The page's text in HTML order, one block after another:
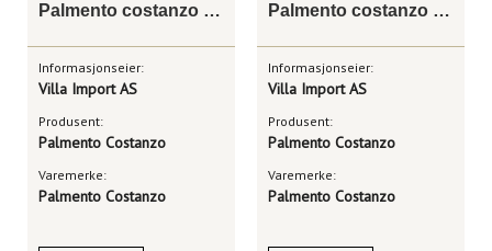
Palmento costanzo spumante metodo classico doc
Informasjonseier:
Villa Import AS
Produsent:
Palmento Costanzo
Varemerke:
Palmento Costanzo
Palmento costanzo bianco di sei doc etna
Informasjonseier:
Villa Import AS
Produsent:
Palmento Costanzo
Varemerke:
Palmento Costanzo